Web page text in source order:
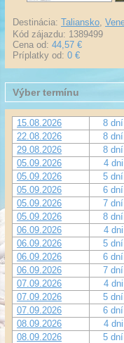
Destinácia: Taliansko,
Kód zájazdu: 1389499
Cena od: 44,57 €
Príplatky od: 0 €
Výber termínu
15.08.2026 8 dní
22.08.2026
8 dní
29.08.2026
8 dní
05.09.2026
4 dni
05.09.2026
5 dní
05.09.2026
6 dní
05.09.2026
7 dní
05.09.2026
8 dní
06.09.2026
4 dni
06.09.2026
5 dní
06.09.2026
6 dní
06.09.2026
7 dní
07.09.2026
4 dni
07.09.2026
5 dní
07.09.2026
6 dní
08.09.2026
4 dni
08.09.2026
5 dní